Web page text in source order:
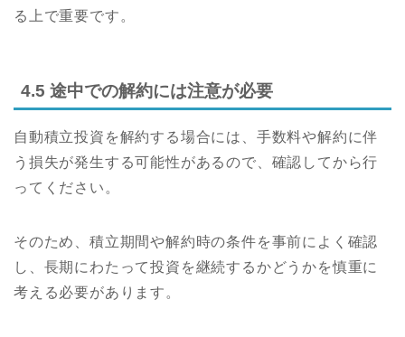
る上で重要です。
4.5 途中での解約には注意が必要
自動積立投資を解約する場合には、手数料や解約に伴
う損失が発生する可能性があるので、確認してから行
ってください。
そのため、積立期間や解約時の条件を事前によく確認
し、長期にわたって投資を継続するかどうかを慎重に
考える必要があります。